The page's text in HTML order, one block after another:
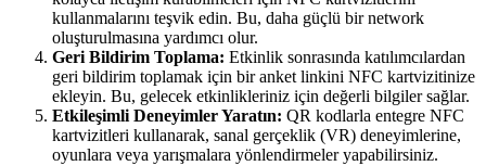
kullanmalarını teşvik edin. Bu, daha güçlü bir network
oluşturulmasına yardımcı olur.
Geri Bildirim Toplama: Etkinlik sonrasında katılımcılardan
geri bildirim toplamak için bir anket linkini NFC kartvizitinize
ekleyin. Bu, gelecek etkinlikleriniz için değerli bilgiler sağlar.
Etkileşimli Deneyimler Yaratın: QR kodlarla entegre NFC
kartvizitleri kullanarak, sanal gerçeklik (VR) deneyimlerine,
oyunlara veya yarışmalara yönlendirmeler yapabilirsiniz.